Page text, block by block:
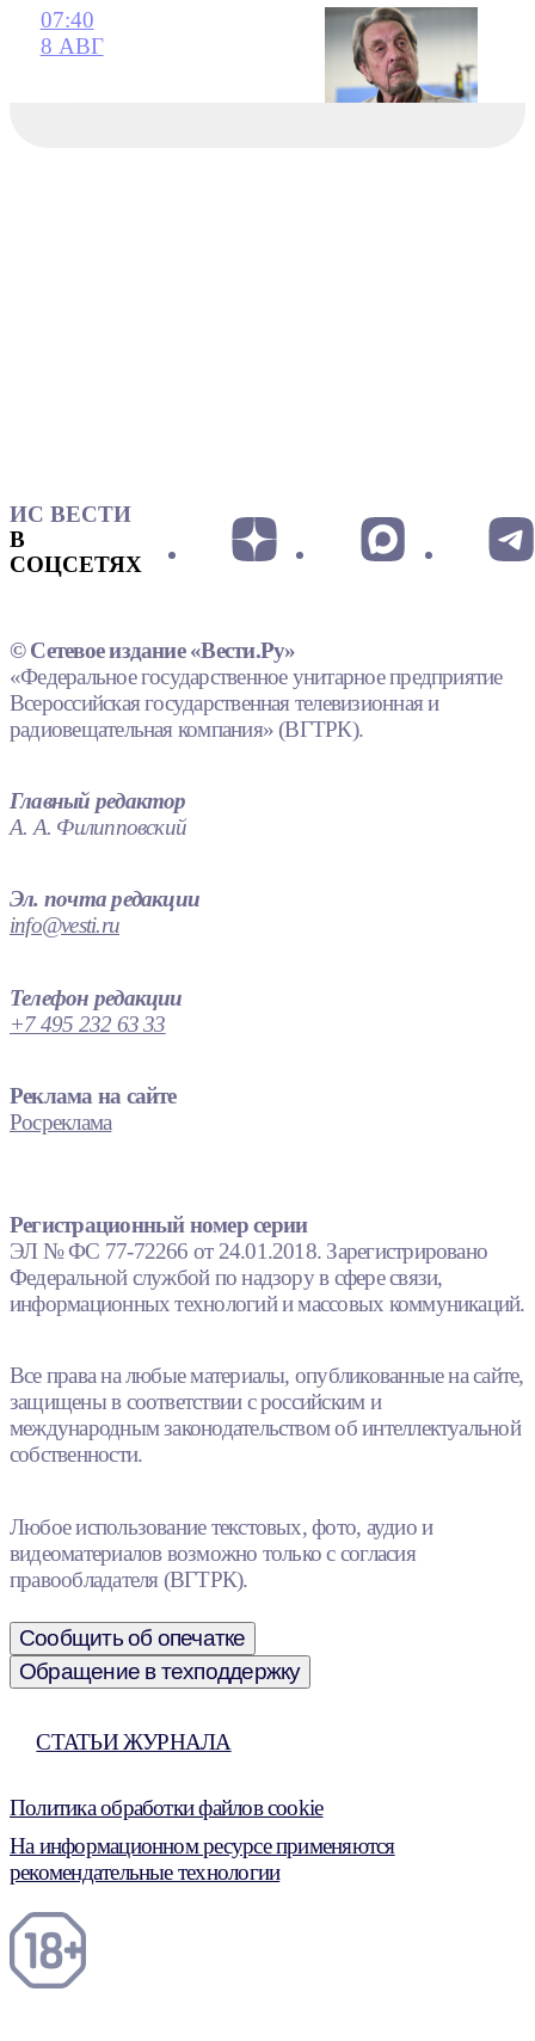
07:40
8 АВГ
ИС ВЕСТИ
В
СОЦСЕТЯХ
© Сетевое издание «Вести.Ру»
«Федеральное государственное унитарное предприятие
Всероссийская государственная телевизионная и
радиовещательная компания» (ВГТРК).
Главный редактор
А. А. Филипповский
Эл. почта редакции
info@vesti.ru
Телефон редакции
+7 495 232 63 33
Реклама на сайте
Росреклама
Регистрационный номер серии
ЭЛ № ФС 77-72266 от 24.01.2018. Зарегистрировано
Федеральной службой по надзору в сфере связи,
информационных технологий и массовых коммуникаций.
Все права на любые материалы, опубликованные на сайте,
защищены в соответствии с российским и
международным законодательством об интеллектуальной
собственности.
Любое использование текстовых, фото, аудио и
видеоматериалов возможно только с согласия
правообладателя (ВГТРК).
Сообщить об опечатке
Обращение в техподдержку
СТАТЬИ ЖУРНАЛА
Политика обработки файлов cookie
На информационном ресурсе применяются
рекомендательные технологии